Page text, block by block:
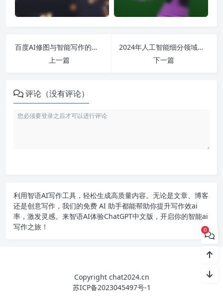
百度AI修图与智能写作的完美结合：创新工具如何引领未来内容创作
上一篇
2024年人工智能细分领域大盘点：从技术应用到未来就业的全面解析
下一篇
评论（没有评论）
利用智语AI写作工具，轻松生成高质量内容。无论是文章、博客
还是创意写作，我们的免费 AI 助手都能帮助你提升写作效ai
率，激发灵感。来智语AI体验ChatGPT中文版 ，开启你的智能ai
写作之旅！
0
Copyright chat2024.cn
苏ICP备2023045497号-1